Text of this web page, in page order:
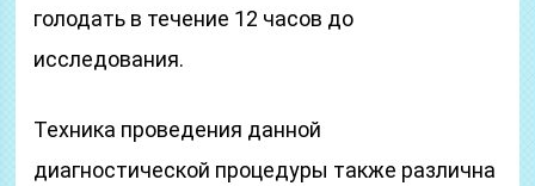
голодать в течение 12 часов до
исследования.
Техника проведения данной
диагностической процедуры также различна